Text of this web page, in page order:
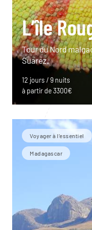
L’île
Tour du Nord
Suarez.
12 jours / 9 nuits
à partir de 3300€
Voyager à l’essentiel
Madagascar